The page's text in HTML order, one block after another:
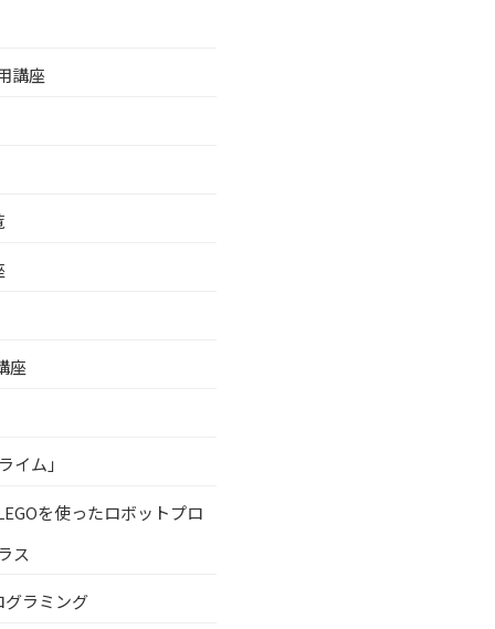
講座
座
イム」
を使ったロボットプロ
ス
グラミング